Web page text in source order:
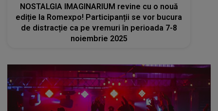
NOSTALGIA IMAGINARIUM revine cu o nouă
ediție la Romexpo! Participanții se vor bucura
de distracție ca pe vremuri în perioada 7-8
noiembrie 2025